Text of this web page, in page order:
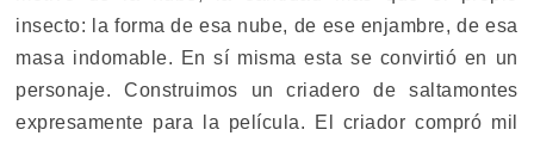
insecto: la forma de esa nube, de ese enjambre, de esa
masa indomable. En sí misma esta se convirtió en un
personaje. Construimos un criadero de saltamontes
expresamente para la película. El criador compró mil